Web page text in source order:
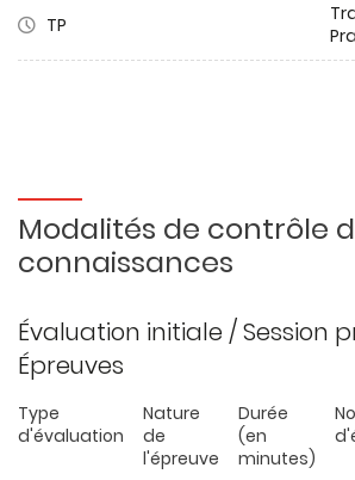
TP
Modalités de contrôle
connaissances
Évaluation initiale / Session
Épreuves
Type
d'évaluation
Nature
de
l'épreuve
Durée
(en
minutes)